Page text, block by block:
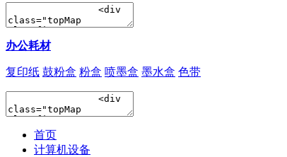
办公耗材
复印纸 鼓粉盒 粉盒 喷墨盒 墨水盒 色带
首页
计算机设备